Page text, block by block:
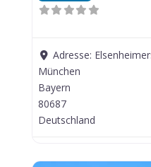
Adresse:
München
Bayern
80687
Deutschland